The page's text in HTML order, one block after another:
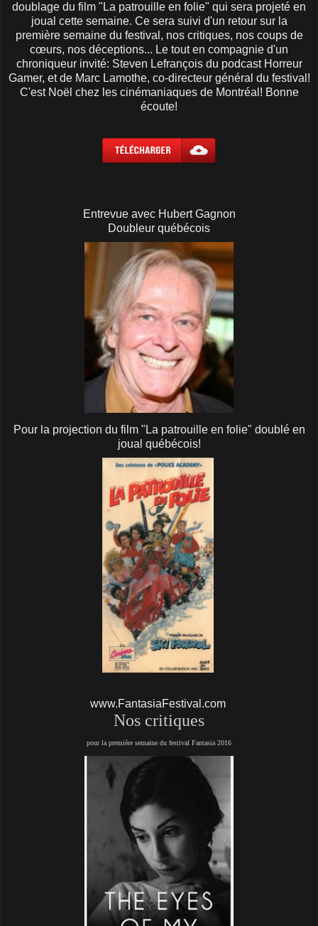
doublage du film "La patrouille en folie" qui sera projeté en
joual cette semaine. Ce sera suivi d'un retour sur la
première semaine du festival, nos critiques, nos coups de
cœurs, nos déceptions... Le tout en compagnie d'un
chroniqueur invité: Steven Lefrançois du podcast Horreur
Gamer, et de Marc Lamothe, co-directeur général du festival!
C'est Noël chez les cinémaniaques de Montréal! Bonne
écoute!
Entrevue avec Hubert Gagnon
Doubleur québécois
Pour la projection du film "La patrouille en folie" doublé en
joual québécois!
www.FantasiaFestival.com
Nos critiques
pour la première semaine du festival Fantasia 2016